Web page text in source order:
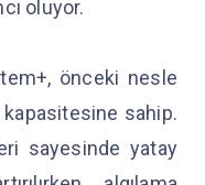
oluyor.
önceki nesle
kapasitesine sahip.
sayesinde yatay